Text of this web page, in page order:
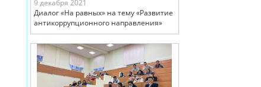
9 декабря 2021
Диалог «На равных» на тему «Развитие
антикоррупционного направления»